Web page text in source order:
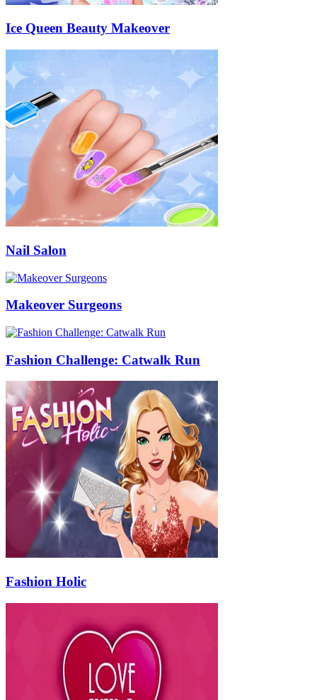
Ice Queen Beauty Makeover
Nail Salon
Makeover Surgeons
Fashion Challenge: Catwalk Run
Fashion Holic